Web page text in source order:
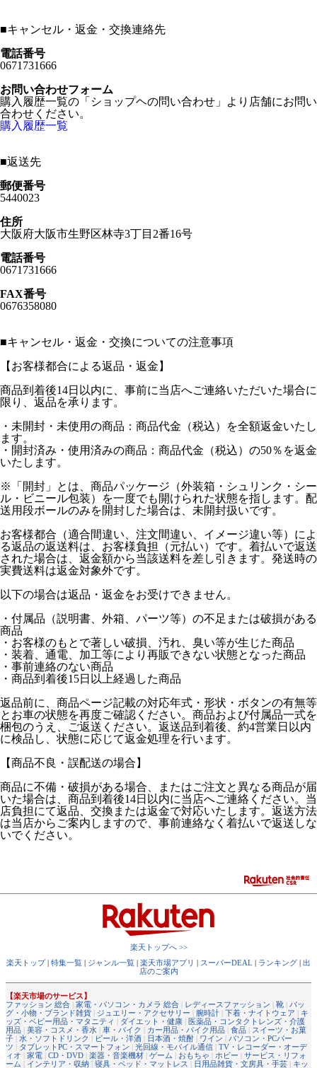
■キャンセル・返金・交換連絡先
電話番号
0671731666
お問い合わせフォーム
購入履歴一覧の「ショップヘの問い合わせ」より店舗にお問い
合わせください。
購入履歴一覧
■返送先
郵便番号
5440023
住所
大阪府大阪市生野区林寺3丁目2番16号
電話番号
0671731666
FAX番号
0676358080
■キャンセル・返金・交換についての注意事項
【お客様都合による返品・返金】
商品到着後14日以内に、事前に当店へご連絡いただいた場合に
限り、返品を承ります。
・未開封・未使用の商品：商品代金（税込）を全額返金いたし
ます。
・開封済み・使用済みの商品：商品代金（税込）の50％を返金
いたします。
※「開封」とは、商品パッケージ（外装箱・シュリンク・シー
ル・ビニール包装）を一度でも開けられた状態を指します。配
送用段ボールのみを開封した場合は、未開封扱いです。
お客様都合（適合間違い、注文間違い、イメージ違い等）によ
る返品の返送料は、お客様負担（元払い）です。着払いで返送
された場合は、返金額から当該送料を差し引きます。発送時の
実費送料は返金対象外です。
以下の場合は返品・返金をお受けできません。
・付属品（説明書、外箱、パーツ等）の不足または破損がある
商品
・お客様のもとで著しい破損、汚れ、臭い等が生じた商品
・装着、通電、加工等により再販できない状態となった商品
・事前連絡のない商品
・商品到着後15日以上経過した商品
返品前に、商品ページ記載の対応年式・形状・ボタンの有無等
とお車の状態を再度ご確認ください。商品および付属品一式を
梱包のうえ、ご返送ください。返送品到着後、約4営業日以内
に検品し、状態に応じて返金処理を行います。
【商品不良・誤配送の場合】
商品に不備・破損がある場合、またはご注文と異なる商品が届
いた場合は、商品到着後14日以内に当店へご連絡ください。当
店負担にて返品、交換または返金で対応いたします。返送方法
は当店からご案内しますので、事前連絡なく着払いで返送しな
いでください。
楽天トップへ >>
楽天トップ| 特集一覧 | ジャンル一覧 | 楽天市場アプリ | スーパーDEAL | ランキング | 出
店のご案内
【楽天市場のサービス】
ファッション 総合 | 家電・パソコン・カメラ 総合 | レディースファッション | 靴 | バッ
グ・小物・ブランド雑貨 | ジュエリー・アクセサリー | 腕時計 | 下着・ナイトウェア | キ
ッズ・ベビー用品・マタニティ | ダイエット・健康 | 医薬品・コンタクトレンズ・介護
用品 | 美容・コスメ・香水 | 車・バイク | カー用品・バイク用品 | 食品 | スイーツ・お菓
子 | 水・ソフトドリンク | ビール・洋酒 | 日本酒・焼酎 | ワイン | パソコン・PCパー
ツ | タブレットPC・スマートフォン | 光回線・モバイル通信 | TV・レコーダー・オーデ
ィオ | 家電 | CD・DVD | 楽器・音楽機材 | ゲーム | おもちゃ | ホビー | サービス・リフォ
ーム | インテリア・収納 | 寝具・ベッド・マットレス | 日用品雑貨・文房具・手芸 | キッ